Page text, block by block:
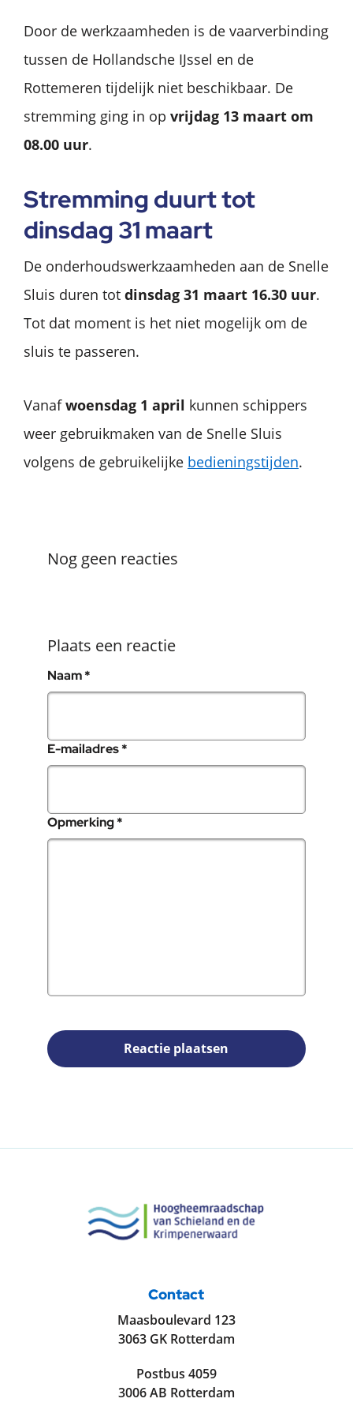
Door de werkzaamheden is de vaarverbinding
tussen de Hollandsche IJssel en de
Rottemeren tijdelijk niet beschikbaar. De
stremming ging in op vrijdag 13 maart om
08.00 uur.
Stremming duurt tot
dinsdag 31 maart
De onderhoudswerkzaamheden aan de Snelle
Sluis duren tot dinsdag 31 maart 16.30 uur.
Tot dat moment is het niet mogelijk om de
sluis te passeren.
Vanafwoensdag 1 april kunnen schippers
weer gebruikmaken van de Snelle Sluis
volgens de gebruikelijke bedieningstijden.
Nog geen reacties
Plaats een reactie
Naam*
E-mailadres*
Opmerking*
Reactie plaatsen
Contact
Maasboulevard 123
3063 GK Rotterdam
Postbus 4059
3006 AB Rotterdam